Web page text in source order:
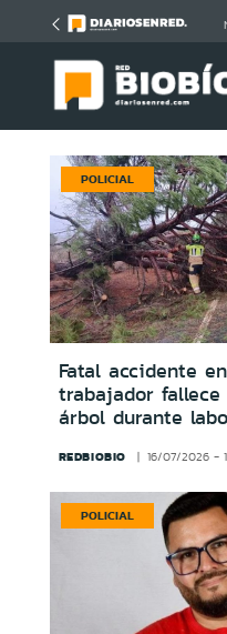
Click acá para ir
POLICIAL
Fatal accidente
trabajador
árbol durante
REDBIOBIO 16/07/2026 -
POLICIAL